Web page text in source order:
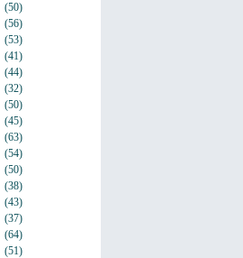
(50)
(56)
(53)
(41)
(44)
(32)
(50)
(45)
(63)
(54)
(50)
(38)
(43)
(37)
(64)
(51)